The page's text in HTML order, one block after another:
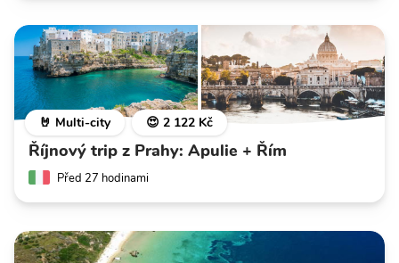
🤘 Multi-city 😍 2 122 Kč
Říjnový trip z Prahy: Apulie + Řím
Před 27 hodinami